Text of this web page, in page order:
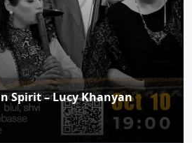
Spirit – Lucy Khanyan